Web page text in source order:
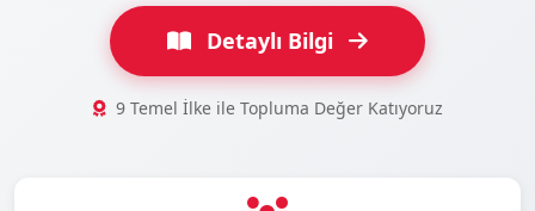
Detaylı Bilgi
9 Temel İlke ile Topluma Değer Katıyoruz